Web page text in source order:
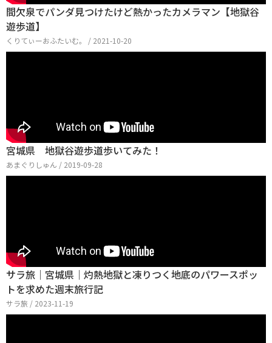
間欠泉でパンダ見つけたけど熱かったカメラマン【地獄谷
遊歩道】
くりてぃーおふたいむ。 / 2021-10-20
宮城県 地獄谷遊歩道歩いてみた！
あまぐりしゅん / 2019-09-28
サラ旅｜宮城県｜灼熱地獄と凍りつく地底のパワースポッ
トを求めた週末旅行記
サラ旅 / 2023-11-19